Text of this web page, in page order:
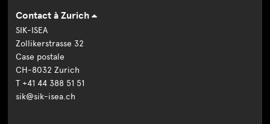
Contact à Zurich
SIK-ISEA
Zollikerstrasse 32
Case postale
CH-8032 Zurich
T +41 44 388 51 51
sik@sik-isea.ch